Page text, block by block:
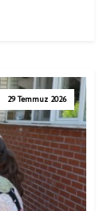
29 Temmuz 2026